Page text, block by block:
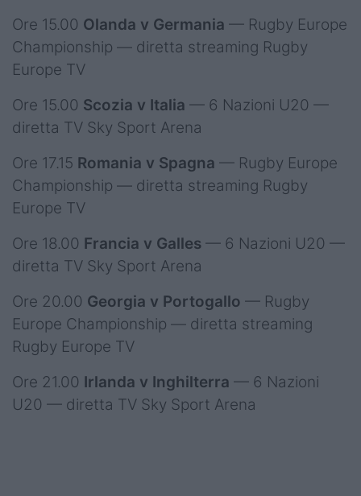
Ore 15.00 Olanda v Germania — Rugby Europe
Championship — diretta streaming Rugby
Europe TV
Ore 15.00 Scozia v Italia — 6 Nazioni U20 —
diretta TV Sky Sport Arena
Ore 17.15 Romania v Spagna — Rugby Europe
Championship — diretta streaming Rugby
Europe TV
Ore 18.00 Francia v Galles — 6 Nazioni U20 —
diretta TV Sky Sport Arena
Ore 20.00 Georgia v Portogallo — Rugby
Europe Championship — diretta streaming
Rugby Europe TV
Ore 21.00 Irlanda v Inghilterra — 6 Nazioni
U20 — diretta TV Sky Sport Arena